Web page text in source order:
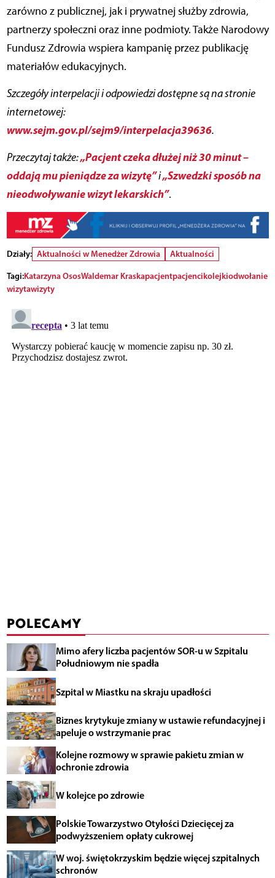
zarówno z publicznej, jak i prywatnej służby zdrowia,
partnerzy społeczni oraz inne podmioty. Także Narodowy
Fundusz Zdrowia wspiera kampanię przez publikację
materiałów edukacyjnych.
Szczegóły interpelacji i odpowiedzi dostępne są na stronie
internetowej:
www.sejm.gov.pl/sejm9/interpelacja39636.
Przeczytaj także:„Pacjent czeka dłużej niż 30 minut –
oddają mu pieniądze za wizytę”i„Szwedzki sposób na
nieodwoływanie wizyt lekarskich”.
Działy: Aktualności w Menedżer Zdrowia
Aktualności
Tagi:Katarzyna OsosWaldemar Kraskapacjentpacjencikolejkiodwołanie
wizytawizyty
POLECAMY
Mimo afery liczba pacjentów SOR-u w Szpitalu
Południowym nie spadła
Szpital w Miastku na skraju upadłości
Biznes krytykuje zmiany w ustawie refundacyjnej i
apeluje o wstrzymanie prac
Kolejne rozmowy w sprawie pakietu zmian w
ochronie zdrowia
W kolejce po zdrowie
Polskie Towarzystwo Otyłości Dziecięcej za
podwyższeniem opłaty cukrowej
W woj. świętokrzyskim będzie więcej szpitalnych
schronów